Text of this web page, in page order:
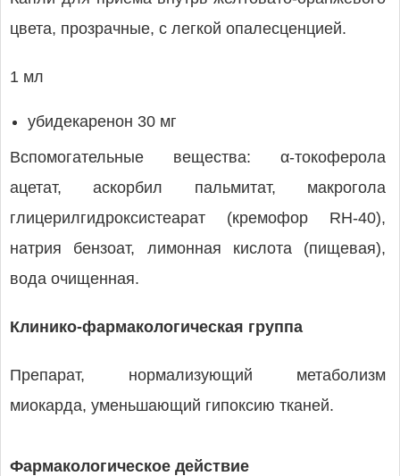
цвета, прозрачные, с легкой опалесценцией.
1 мл
убидекаренон 30 мг
Вспомогательные вещества: α-токоферола
ацетат, аскорбил пальмитат, макрогола
глицерилгидроксистеарат (кремофор RH-40),
натрия бензоат, лимонная кислота (пищевая),
вода очищенная.
Клинико-фармакологическая группа
Препарат, нормализующий метаболизм
миокарда, уменьшающий гипоксию тканей.
Фармакологическое действие